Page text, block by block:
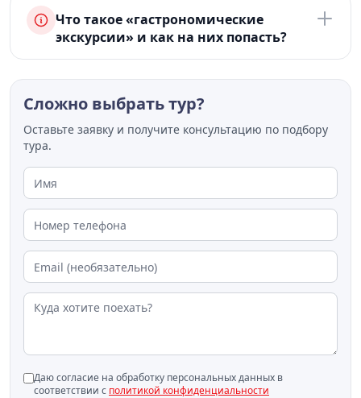
Что такое «гастрономические
экскурсии» и как на них попасть?
Сложно выбрать тур?
Оставьте заявку и получите консультацию по подбору
тура.
Даю согласие на обработку персональных данных в
соответствии с политикой конфиденциальности